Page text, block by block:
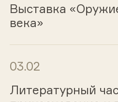
Выставка
века»
03.02
Литературный